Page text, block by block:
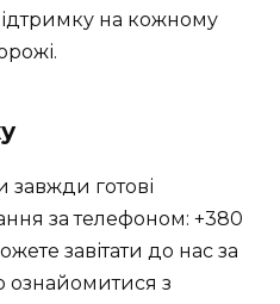
на кожному
завжди готові
за телефоном: +380
завітати до нас за
ознайомитися з